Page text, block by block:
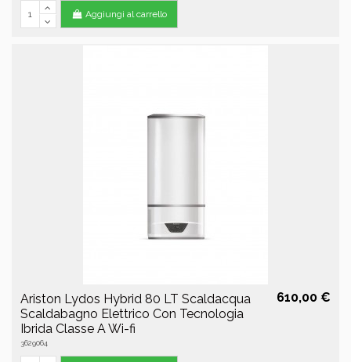
Aggiungi al carrello
Ariston Lydos Hybrid 80 LT Scaldacqua
Scaldabagno Elettrico Con Tecnologia
Ibrida Classe A Wi-fi
3629064
610,00 €